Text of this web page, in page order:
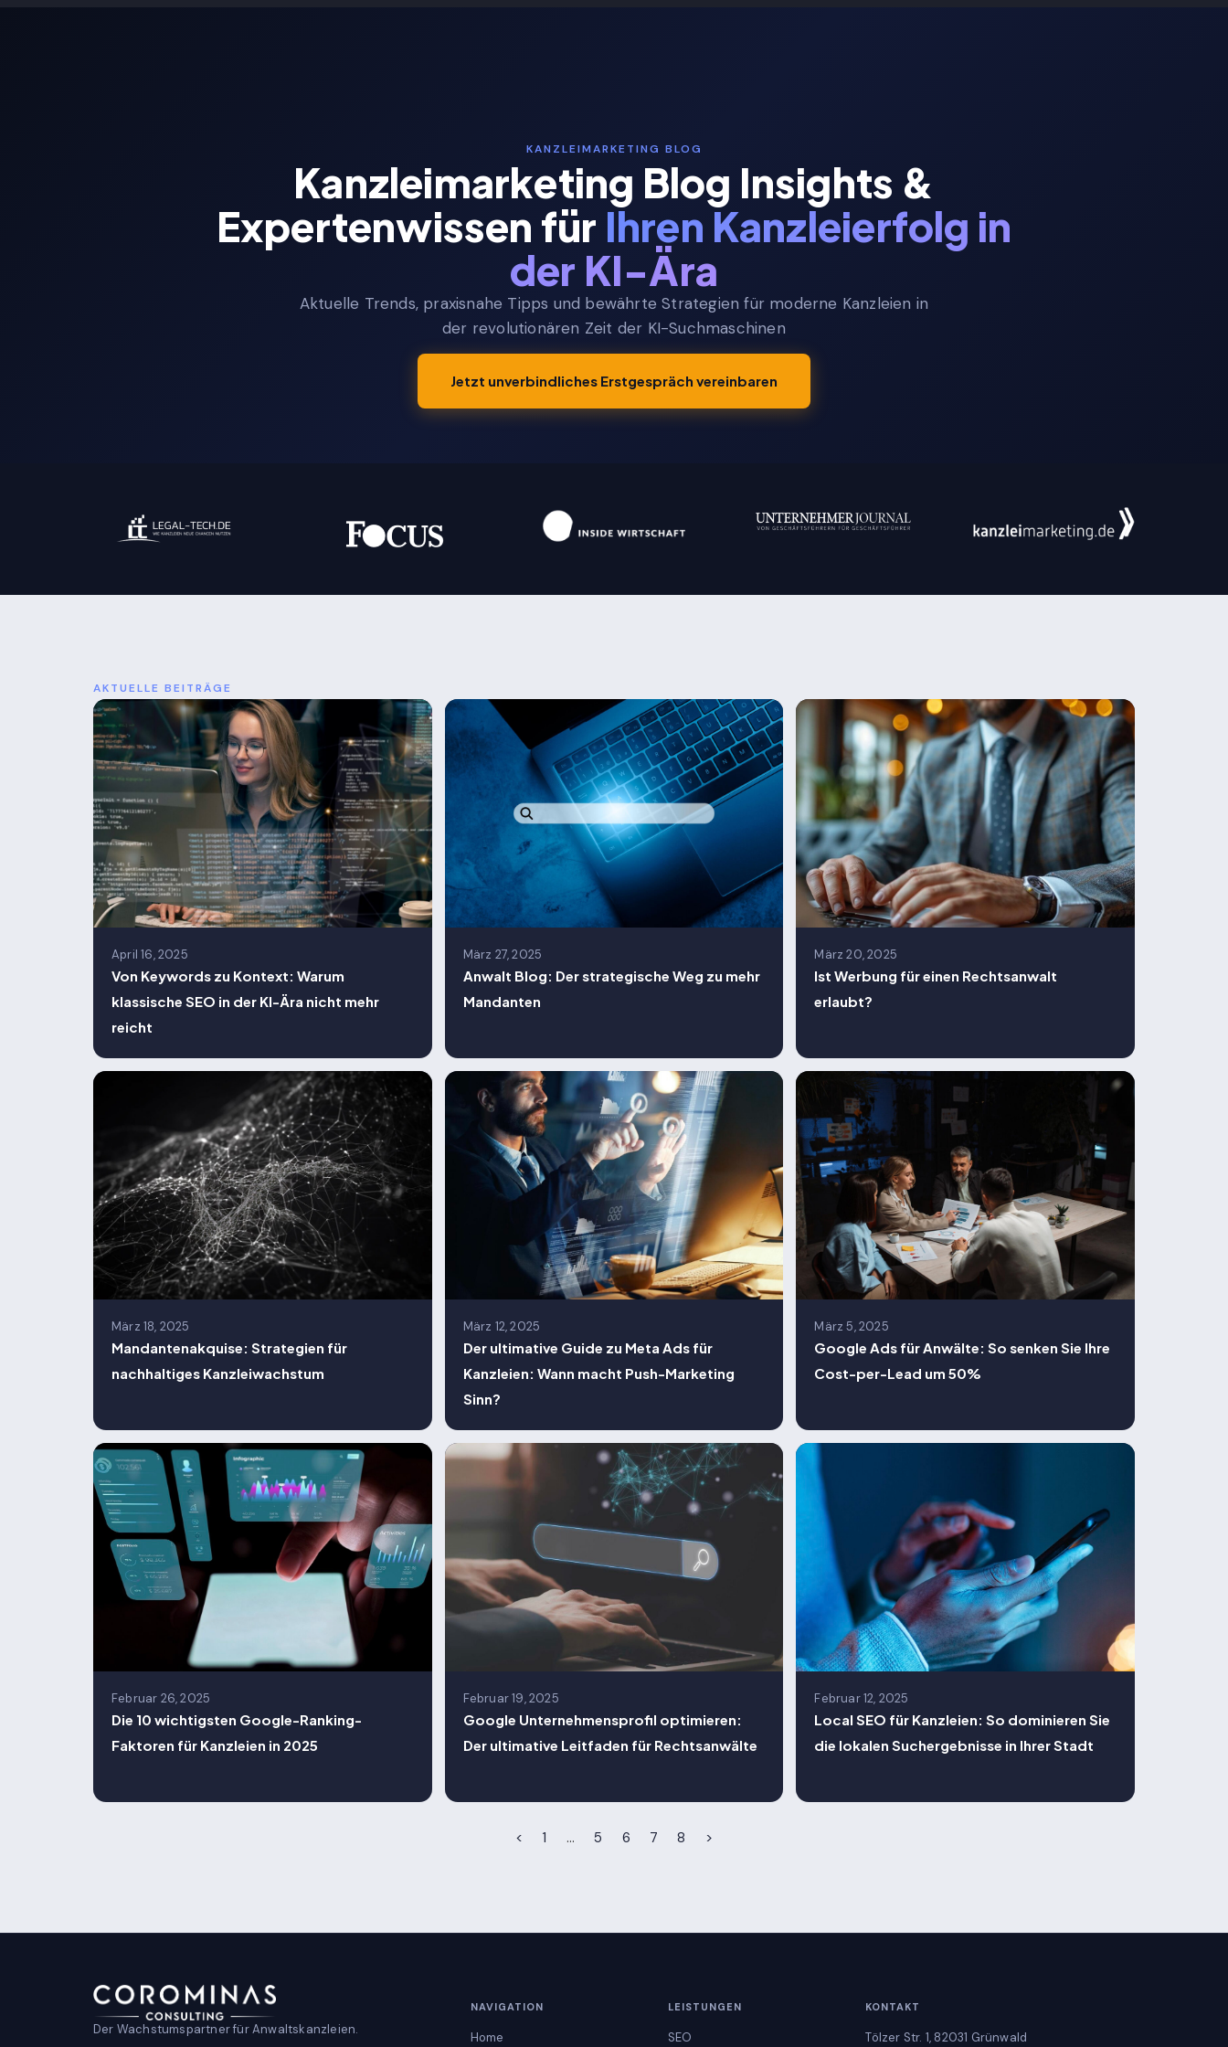
KANZLEIMARKETING BLOG
Kanzleimarketing Blog Insights &
Expertenwissen für Ihren Kanzleierfolg in
der KI-Ära
Aktuelle Trends, praxisnahe Tipps und bewährte Strategien für moderne Kanzleien in
der revolutionären Zeit der KI-Suchmaschinen
Jetzt unverbindliches Erstgespräch vereinbaren
AKTUELLE BEITRÄGE
April 16, 2025
Von Keywords zu Kontext: Warum
klassische SEO in der KI-Ära nicht mehr
reicht
März 27, 2025
Anwalt Blog: Der strategische Weg zu mehr
Mandanten
März 20, 2025
Ist Werbung für einen Rechtsanwalt
erlaubt?
März 18, 2025
Mandantenakquise: Strategien für
nachhaltiges Kanzleiwachstum
März 12, 2025
Der ultimative Guide zu Meta Ads für
Kanzleien: Wann macht Push-Marketing
Sinn?
März 5, 2025
Google Ads für Anwälte: So senken Sie Ihre
Cost-per-Lead um 50%
Februar 26, 2025
Die 10 wichtigsten Google-Ranking-
Faktoren für Kanzleien in 2025
Februar 19, 2025
Google Unternehmensprofil optimieren:
Der ultimative Leitfaden für Rechtsanwälte
Februar 12, 2025
Local SEO für Kanzleien: So dominieren Sie
die lokalen Suchergebnisse in Ihrer Stadt
< 1 … 5 6 7 8 >
Der Wachstumspartner für Anwaltskanzleien.
NAVIGATION
Home
LEISTUNGEN
SEO
KONTAKT
Tölzer Str. 1, 82031 Grünwald